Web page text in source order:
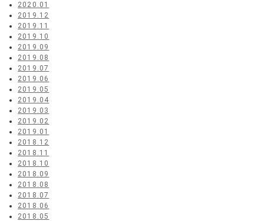
2020.01
2019.12
2019.11
2019.10
2019.09
2019.08
2019.07
2019.06
2019.05
2019.04
2019.03
2019.02
2019.01
2018.12
2018.11
2018.10
2018.09
2018.08
2018.07
2018.06
2018.05